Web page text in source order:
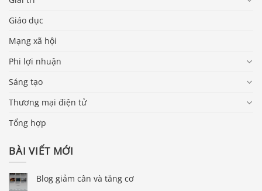
Giáo dục
Mạng xã hội
Phi lợi nhuận
Sáng tạo
Thương mại điện tử
Tổng hợp
BÀI VIẾT MỚI
Blog giảm cân và tăng cơ